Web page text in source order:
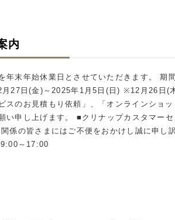
内
年末年始休業日とさせていただきます。
期
月 27 日(金) ～ 2025年 1 月5 日 ( 日) ※12 月 26 日 (
スのお見積もり依頼」、「オンラインショ
い申し上げます。
■ クリナップカスタマー
関係の皆さまにはご不便をおかけし誠に申し
～ 17:00